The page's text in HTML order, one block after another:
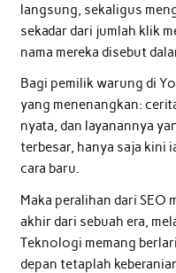
langsung, sekaligus
sekadar dari jumlah klik
nama mereka disebut
Bagi pemilik warung di
yang menenangkan:
nyata, dan layanannya
terbesar, hanya saja kini
cara baru.
Maka peralihan dari SEO
akhir dari sebuah era,
Teknologi memang
depan tetaplah